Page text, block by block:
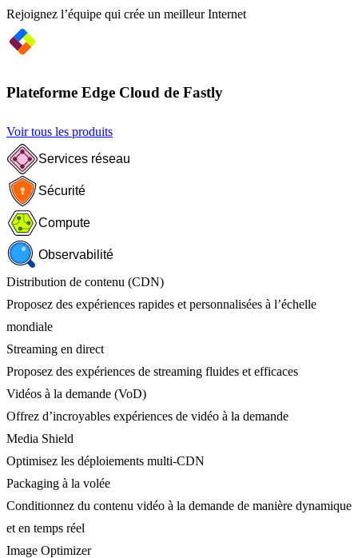
Rejoignez l’équipe qui crée un meilleur Internet
Plateforme Edge Cloud de Fastly
Voir tous les produits
Services réseau
Sécurité
Compute
Observabilité
Distribution de contenu (CDN)
Proposez des expériences rapides et personnalisées à l’échelle
mondiale
Streaming en direct
Proposez des expériences de streaming fluides et efficaces
Vidéos à la demande (VoD)
Offrez d’incroyables expériences de vidéo à la demande
Media Shield
Optimisez les déploiements multi-CDN
Packaging à la volée
Conditionnez du contenu vidéo à la demande de manière dynamique
et en temps réel
Image Optimizer